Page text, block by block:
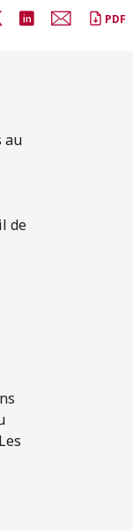
PDF
au
de